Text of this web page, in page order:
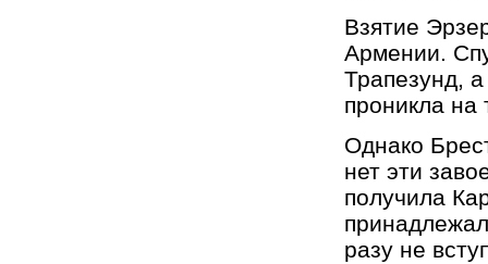
Взятие
Армении.
Трапезунд,
проникла на
Однако
нет эти
получила
разу не